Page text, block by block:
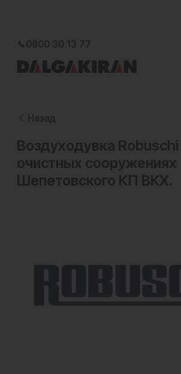
0800 30 13 77
Назад
Воздуходувка Robuschi
очистных сооружениях
Шепетовского КП ВКХ.